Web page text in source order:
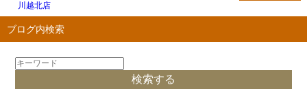
川越北店
ブログ内検索